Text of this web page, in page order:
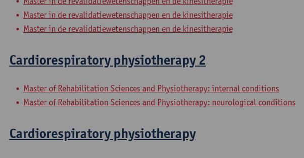
Master in de revalidatiewetenschappen en de kinesitherapie
Master in de revalidatiewetenschappen en de kinesitherapie
Cardiorespiratory physiotherapy 2
Master of Rehabilitation Sciences and Physiotherapy: internal conditions
Master of Rehabilitation Sciences and Physiotherapy: neurological conditions
Cardiorespiratory physiotherapy